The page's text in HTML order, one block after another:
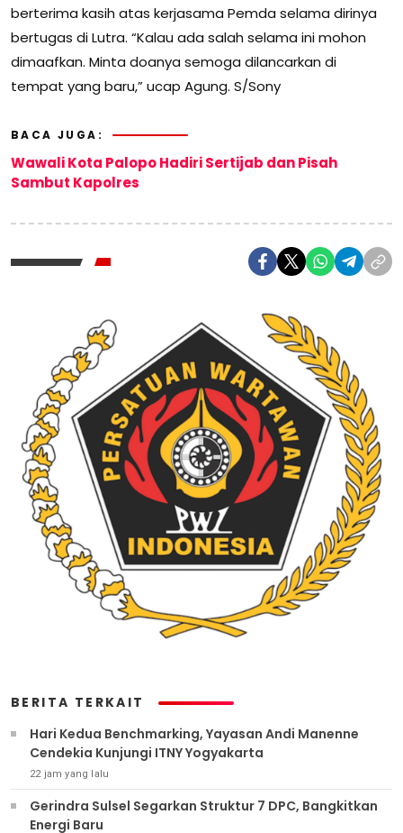
berterima kasih atas kerjasama Pemda selama dirinya
bertugas di Lutra. “Kalau ada salah selama ini mohon
dimaafkan. Minta doanya semoga dilancarkan di
tempat yang baru,” ucap Agung. S/Sony
BACA JUGA:
Wawali Kota Palopo Hadiri Sertijab dan Pisah
Sambut Kapolres
BERITA TERKAIT
Hari Kedua Benchmarking, Yayasan Andi Manenne
Cendekia Kunjungi ITNY Yogyakarta
22 jam yang lalu
Gerindra Sulsel Segarkan Struktur 7 DPC, Bangkitkan
Energi Baru